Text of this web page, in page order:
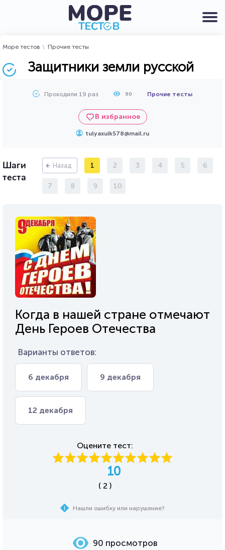
Море тестов Прочие тесты
Защитники земли русской
Проходили 19 раз 90 Прочие тесты
В избранное
tulyaxuik578@mail.ru
Шаги
теста
Назад 1 2 3 4 5 6
7 8 9 10
Когда в нашей стране отмечают
День Героев Отечества
Варианты ответов:
6 декабря 9 декабря
12 декабря
Оцените тест:
10
( 2 )
Нашли ошибку или нарушение?
90 просмотров